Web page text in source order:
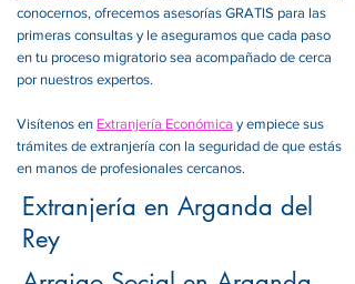
conocernos, ofrecemos asesorías GRATIS para las
primeras consultas y le aseguramos que cada paso
en tu proceso migratorio sea acompañado de cerca
por nuestros expertos.
Visítenos en Extranjería Económica y empiece sus
trámites de extranjería con la seguridad de que estás
en manos de profesionales cercanos.
Extranjería en Arganda del
Rey